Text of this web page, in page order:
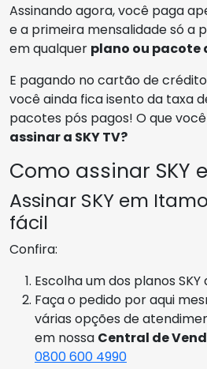
Assinando agora, você paga
e a primeira mensalidade só a
em qualquer plano ou pacote
E pagando no cartão de
você ainda fica isento da taxa
pacotes pós pagos! O que
assinar a SKY TV?
Como assinar SKY
Assinar SKY em
fácil
Confira:
Escolha um dos planos SKY
Faça o pedido por aqui
várias opções de
em nossa Central de
0800 600 4990